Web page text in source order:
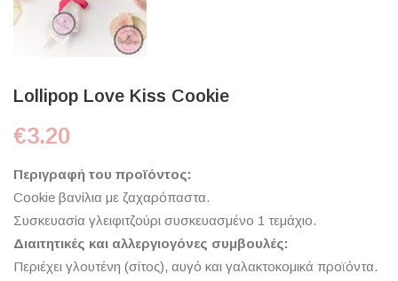
Lollipop Love Kiss Cookie
€3.20
Περιγραφή του προϊόντος:
Cookie βανίλια με ζαχαρόπαστα.
Συσκευασία γλειφιτζούρι συσκευασμένο 1 τεμάχιο.
Διαιτητικές και αλλεργιογόνες συμβουλές:
Περιέχει γλουτένη (σίτος), αυγό και γαλακτοκομικά προϊόντα.